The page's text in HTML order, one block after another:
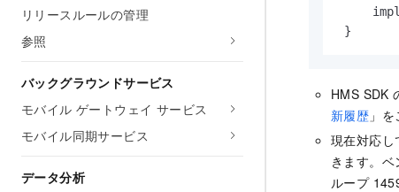
リリースルールの管理
参照
バックグラウンドサービス
モバイル ゲートウェイ サービス
モバイル同期サービス
データ分析
}
HMS SDK
新履歴 」
現在対応
きます。
ループ